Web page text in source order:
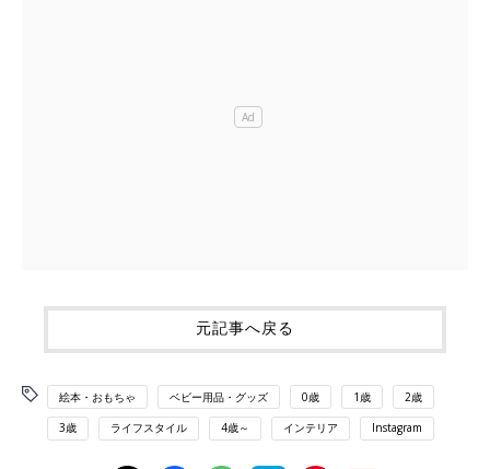
元記事へ戻る
絵本・おもちゃ ベビー用品・グッズ 0歳 1歳 2歳
3歳 ライフスタイル 4歳～ インテリア Instagram